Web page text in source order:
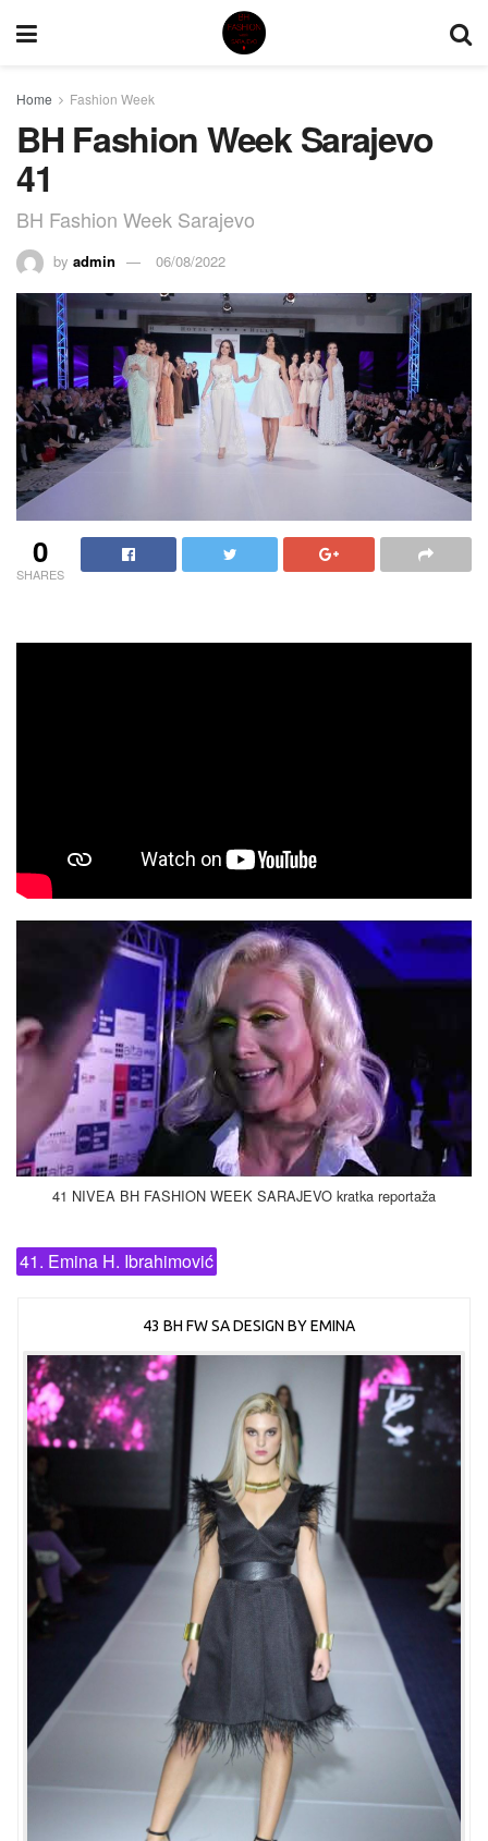
Home Fashion Week
BH Fashion Week Sarajevo
41
BH Fashion Week Sarajevo
by admin 06/08/2022
0
SHARES
41 NIVEA BH FASHION WEEK SARAJEVO kratka reportaža
41. Emina H. Ibrahimović
43 BH FW SA DESIGN BY EMINA